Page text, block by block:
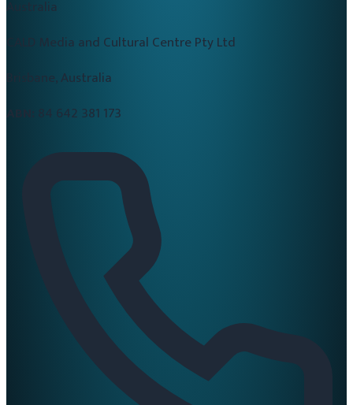
Australia
CALD Media and Cultural Centre Pty Ltd
Brisbane, Australia
84 642 381 173